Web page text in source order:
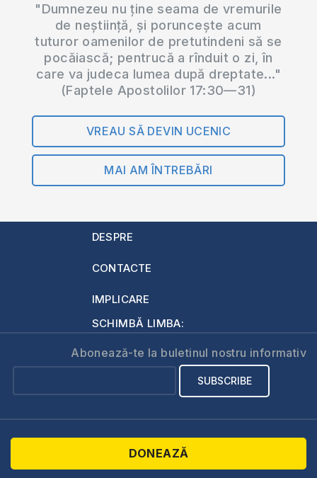
"Dumnezeu nu ține seama de vremurile
de neștiință, și poruncește acum
tuturor oamenilor de pretutindeni să se
pocăiască; pentrucă a rînduit o zi, în
care va judeca lumea după dreptate..."
(Faptele Apostolilor 17:30—31)
VREAU SĂ DEVIN UCENIC
MAI AM ÎNTREBĂRI
DESPRE
CONTACTE
IMPLICARE
SCHIMBĂ LIMBA:
Abonează-te la buletinul nostru informativ
DONEAZĂ